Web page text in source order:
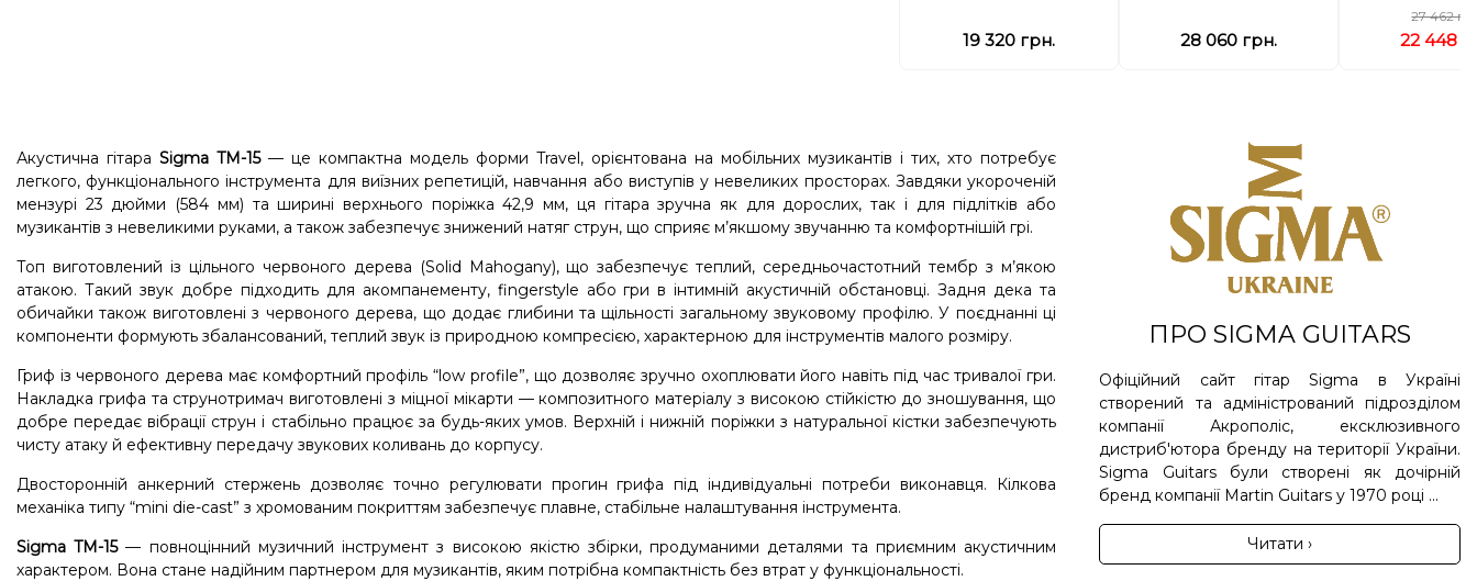
19 320 грн. 28 060 грн.
27 462
22 448
Акустична гітараSigma TM-15— це компактна модель форми Travel, орієнтована на мобільних музикантів і тих, хто потребує
легкого, функціонального інструмента для виїзних репетицій, навчання або виступів у невеликих просторах. Завдяки укороченій
мензурі 23 дюйми (584 мм) та ширині верхнього поріжка 42,9 мм, ця гітара зручна як для дорослих, так і для підлітків або
музикантів з невеликими руками, а також забезпечує знижений натяг струн, що сприяє м’якшому звучанню та комфортнішій грі.
Топ виготовлений із цільного червоного дерева (Solid Mahogany), що забезпечує теплий, середньочастотний тембр з м’якою
атакою. Такий звук добре підходить для акомпанементу, fingerstyle або гри в інтимній акустичній обстановці. Задня дека та
обичайки також виготовлені з червоного дерева, що додає глибини та щільності загальному звуковому профілю. У поєднанні ці
компоненти формують збалансований, теплий звук із природною компресією, характерною для інструментів малого розміру.
Гриф із червоного дерева має комфортний профіль “low profile”, що дозволяє зручно охоплювати його навіть під час тривалої гри.
Накладка грифа та струнотримач виготовлені з міцної мікарти — композитного матеріалу з високою стійкістю до зношування, що
добре передає вібрації струн і стабільно працює за будь-яких умов. Верхній і нижній поріжки з натуральної кістки забезпечують
чисту атаку й ефективну передачу звукових коливань до корпусу.
Двосторонній анкерний стержень дозволяє точно регулювати прогин грифа під індивідуальні потреби виконавця. Кілкова
механіка типу “mini die-cast” з хромованим покриттям забезпечує плавне, стабільне налаштування інструмента.
Sigma TM-15— повноцінний музичний інструмент з високою якістю збірки, продуманими деталями та приємним акустичним
характером. Вона стане надійним партнером для музикантів, яким потрібна компактність без втрат у функціональності.
ПРО SIGMA GUITARS
Офіційний сайт гітар Sigma в Україні
створений та адміністрований підрозділом
компанії Акрополіс, ексклюзивного
дистриб'ютора бренду на території України.
Sigma Guitars були створені як дочірній
бренд компанії Martin Guitars у 1970 році ...
Читати ›